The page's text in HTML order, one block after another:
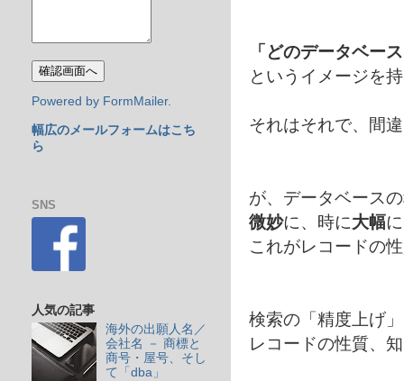
「どのデータベー
というイメージを
それはそれで、間
が、データベース
微妙に、時に大幅
これがレコードの
検索の「精度上げ
レコードの性質、
Powered by FormMailer.
幅広のメールフォームはこち
ら
SNS
人気の記事
海外の出願人名／
会社名 － 商標と
商号・屋号、そし
て「dba」